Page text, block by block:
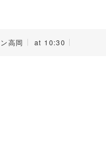
高岡 at 10:30